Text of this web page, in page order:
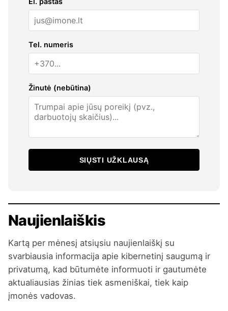
Tel. numeris
Žinutė (nebūtina)
SIŲSTI UŽKLAUSĄ
Naujienlaiškis
Kartą per mėnesį atsiųsiu naujienlaiškį su
svarbiausia informacija apie kibernetinį saugumą ir
privatumą, kad būtumėte informuoti ir gautumėte
aktualiausias žinias tiek asmeniškai, tiek kaip
įmonės vadovas.